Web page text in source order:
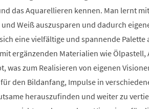
das Aquarellieren kennen. Man lernt
Weiß auszusparen und dadurch
eine vielfältige und spannende
ergänzenden Materialien wie
was zum Realisieren von eigenen
den Bildanfang, Impulse in
herauszufinden und weiter zu